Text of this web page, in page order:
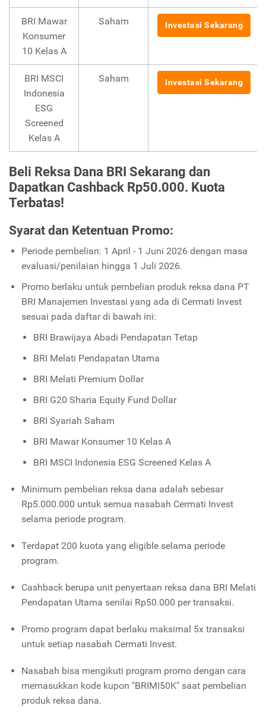
BRI Mawar
Konsumer
10 Kelas A
Saham Investasi Sekarang
BRI MSCI
Indonesia
ESG
Screened
Kelas A
Saham Investasi Sekarang
Beli Reksa Dana BRI Sekarang dan
Dapatkan Cashback Rp50.000. Kuota
Terbatas!
Syarat dan Ketentuan Promo:
Periode pembelian: 1 April - 1 Juni 2026 dengan masa
evaluasi/penilaian hingga 1 Juli 2026.
Promo berlaku untuk pembelian produk reksa dana PT
BRI Manajemen Investasi yang ada di Cermati Invest
sesuai pada daftar di bawah ini:
BRI Brawijaya Abadi Pendapatan Tetap
BRI Melati Pendapatan Utama
BRI Melati Premium Dollar
BRI G20 Sharia Equity Fund Dollar
BRI Syariah Saham
BRI Mawar Konsumer 10 Kelas A
BRI MSCI Indonesia ESG Screened Kelas A
Minimum pembelian reksa dana adalah sebesar
Rp5.000.000 untuk semua nasabah Cermati Invest
selama periode program.
Terdapat 200 kuota yang eligible selama periode
program.
Cashback berupa unit penyertaan reksa dana BRI Melati
Pendapatan Utama senilai Rp50.000 per transaksi.
Promo program dapat berlaku maksimal 5x transaksi
untuk setiap nasabah Cermati Invest.
Nasabah bisa mengikuti program promo dengan cara
memasukkan kode kupon "BRIMI50K" saat pembelian
produk reksa dana.